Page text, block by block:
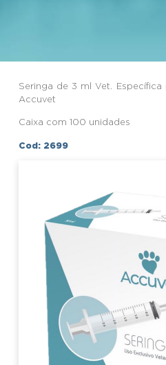
Seringa de 3 ml Vet. Específica
Accuvet
Caixa com 100 unidades
Cod: 2699